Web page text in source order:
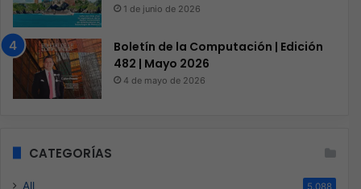
1 de junio de 2026
Boletín de la Computación | Edición
482 | Mayo 2026
4 de mayo de 2026
CATEGORÍAS
All 5.088